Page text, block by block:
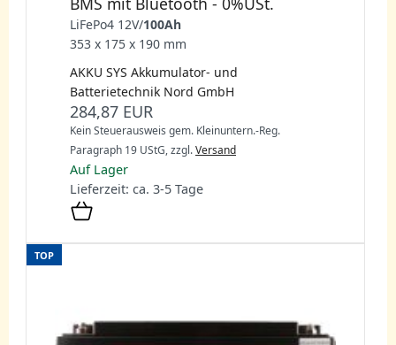
LiFePo4 12V/100Ah
353 x 175 x 190 mm
AKKU SYS Akkumulator- und
Batterietechnik Nord GmbH
284,87 EUR
Kein Steuerausweis gem. Kleinuntern.-Reg.
Paragraph 19 UStG,zzgl.Versand
Auf Lager
Lieferzeit: ca. 3-5 Tage
TOP